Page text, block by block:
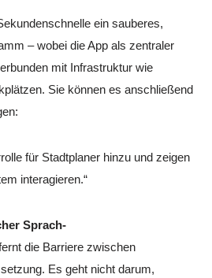
ein sauberes,
– wobei die App als zentraler
mit Infrastruktur wie
Sie können es anschließend
für Stadtplaner hinzu und zeigen
interagieren.“
Sprach-
die Barriere zwischen
Es geht nicht darum,